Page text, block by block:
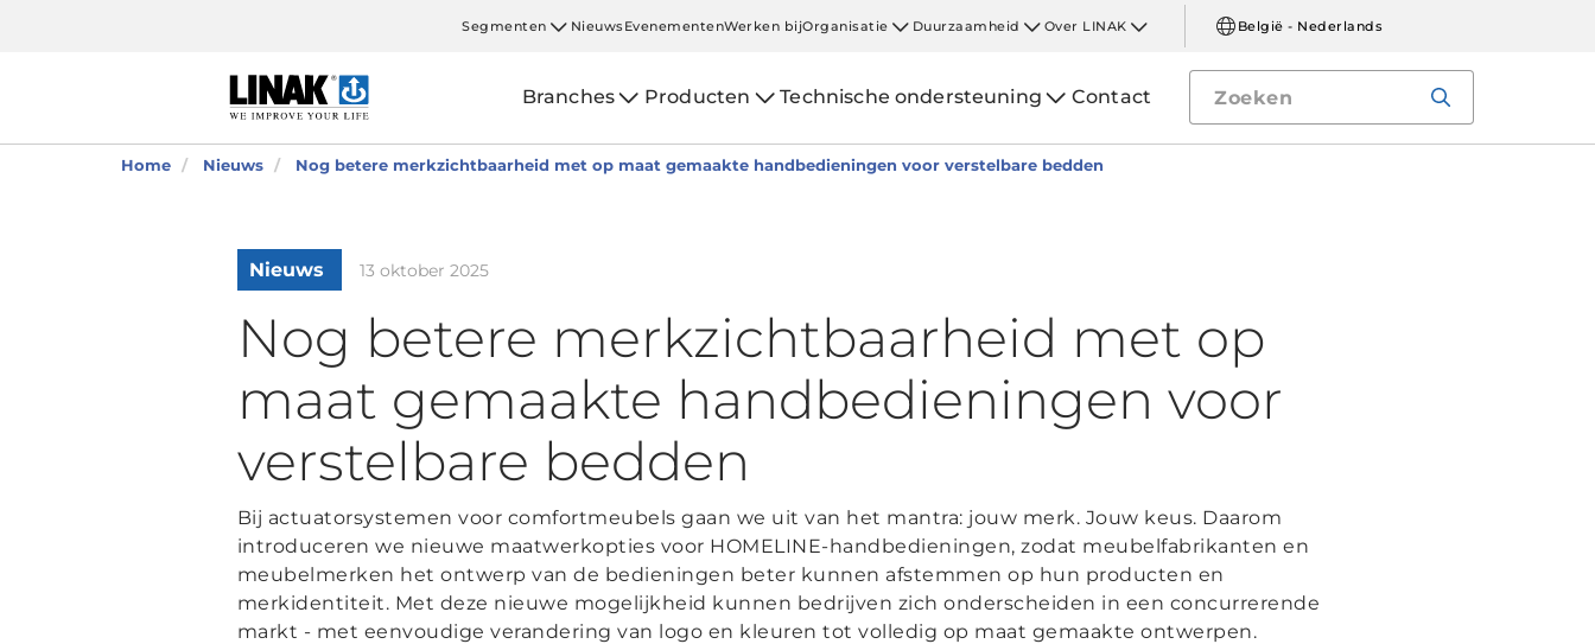
Segmenten NieuwsEvenementenWerken bijOrganisatie Duurzaamheid Over LINAK België - Nederlands
Branches Producten Technische ondersteuning Contact
Home Nieuws Nog betere merkzichtbaarheid met op maat gemaakte handbedieningen voor verstelbare bedden
Nieuws 13 oktober 2025
Nog betere merkzichtbaarheid met op
maat gemaakte handbedieningen voor
verstelbare bedden
Bij actuatorsystemen voor comfortmeubels gaan we uit van het mantra: jouw merk. Jouw keus. Daarom
introduceren we nieuwe maatwerkopties voor HOMELINE-handbedieningen, zodat meubelfabrikanten en
meubelmerken het ontwerp van de bedieningen beter kunnen afstemmen op hun producten en
merkidentiteit. Met deze nieuwe mogelijkheid kunnen bedrijven zich onderscheiden in een concurrerende
markt - met eenvoudige verandering van logo en kleuren tot volledig op maat gemaakte ontwerpen.